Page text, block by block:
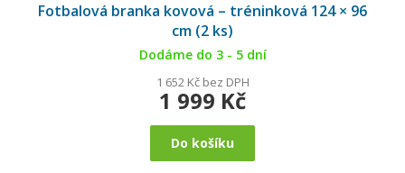
Fotbalová branka kovová – tréninková 124 × 96
cm (2 ks)
Dodáme do 3 - 5 dní
1 652 Kč bez DPH
1 999 Kč
Do košíku